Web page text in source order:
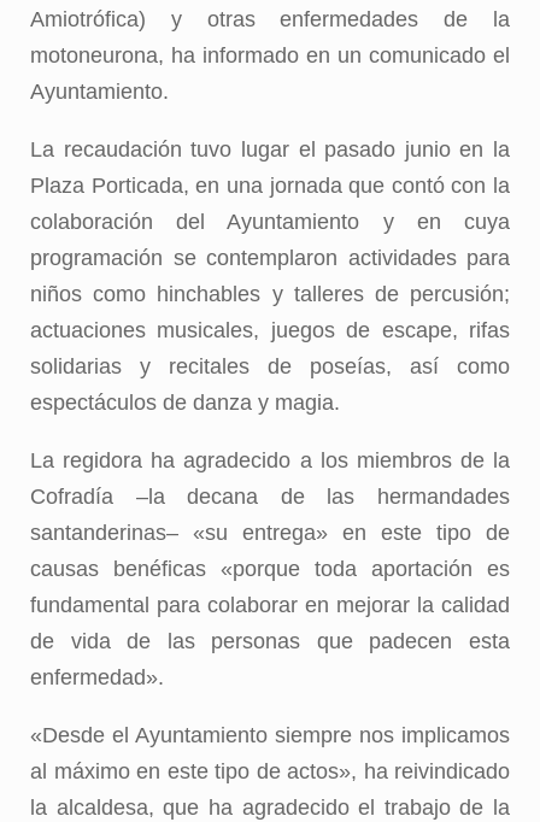
Amiotrófica) y otras enfermedades de la
motoneurona, ha informado en un comunicado el
Ayuntamiento.
La recaudación tuvo lugar el pasado junio en la
Plaza Porticada, en una jornada que contó con la
colaboración del Ayuntamiento y en cuya
programación se contemplaron actividades para
niños como hinchables y talleres de percusión;
actuaciones musicales, juegos de escape, rifas
solidarias y recitales de poseías, así como
espectáculos de danza y magia.
La regidora ha agradecido a los miembros de la
Cofradía –la decana de las hermandades
santanderinas– «su entrega» en este tipo de
causas benéficas «porque toda aportación es
fundamental para colaborar en mejorar la calidad
de vida de las personas que padecen esta
enfermedad».
«Desde el Ayuntamiento siempre nos implicamos
al máximo en este tipo de actos», ha reivindicado
la alcaldesa, que ha agradecido el trabajo de la